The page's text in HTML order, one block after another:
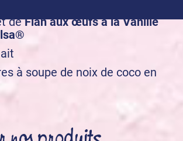
deFlan aux œufs à la Vanille
à soupe de noix de coco en